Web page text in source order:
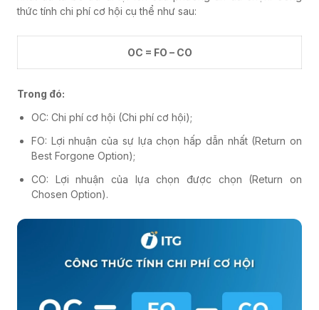
thức tính chi phí cơ hội cụ thể như sau:
OC = FO – CO
Trong đó:
OC: Chi phí cơ hội (Chi phí cơ hội);
FO: Lợi nhuận của sự lựa chọn hấp dẫn nhất (Return on
Best Forgone Option);
CO: Lợi nhuận của lựa chọn được chọn (Return on
Chosen Option).